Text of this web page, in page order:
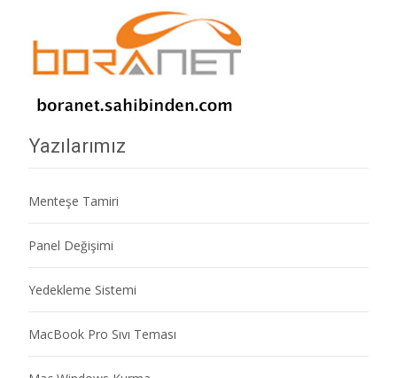
Yazılarımız
Menteşe Tamiri
Panel Değişimi
Yedekleme Sistemi
MacBook Pro Sıvı Teması